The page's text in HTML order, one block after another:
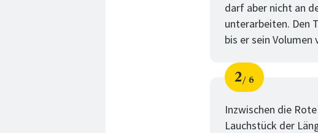
darf aber nicht an
unterarbeiten. Den
bis er sein
Schritt
2
von
6
Inzwischen die
Lauchstück der